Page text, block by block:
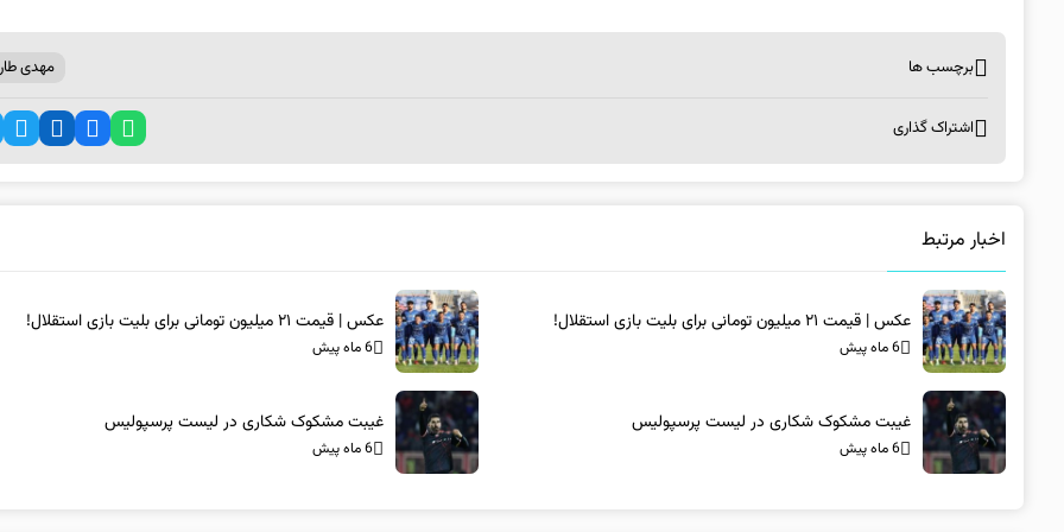
برچسب ها مهدی
اشتراک گذاری
اخبار مرتبط
عکس | قیمت ۲۱ میلیون تومانی برای بلیت بازی استقلال!
6 ماه پیش
عکس | قیمت ۲۱ میلیون تومانی برای بلیت بازی استقلال!
6 ماه پیش
غیبت مشکوک شکاری در لیست پرسپولیس
6 ماه پیش
غیبت مشکوک شکاری در لیست پرسپولیس
6 ماه پیش